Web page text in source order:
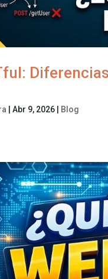
|Abr 9, 2026 Blog